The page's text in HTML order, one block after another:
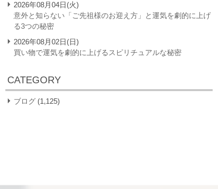
2026年08月04日(火)
意外と知らない「ご先祖様のお迎え方」と運気を劇的に上げ
る3つの秘密
2026年08月02日(日)
買い物で運気を劇的に上げるスピリチュアルな秘密
CATEGORY
ブログ (1,125)